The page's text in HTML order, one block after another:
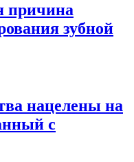
причина
зубной
нацелены на
с